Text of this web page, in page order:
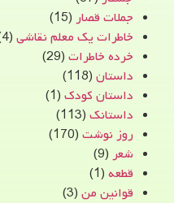
جملات قصار (15)
خاطرات یک معلم نقاشی (4)
خرده خاطرات (29)
داستان (118)
داستان کودک (1)
داستانک (113)
روز نوشت (170)
شعر (9)
قطعه (1)
قوانین من (3)